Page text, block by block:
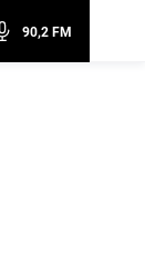
90,2 FM